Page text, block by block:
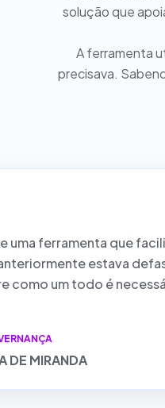
solução que
A ferramenta
precisava.
uma ferramenta que
estava
como um todo é
DE MIRANDA